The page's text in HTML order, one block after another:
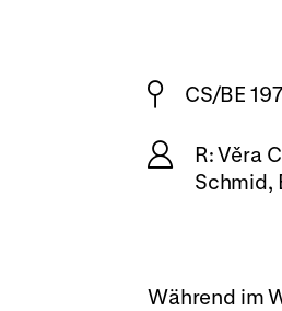
CS/BE
R: Věra
Schmid,
Während im